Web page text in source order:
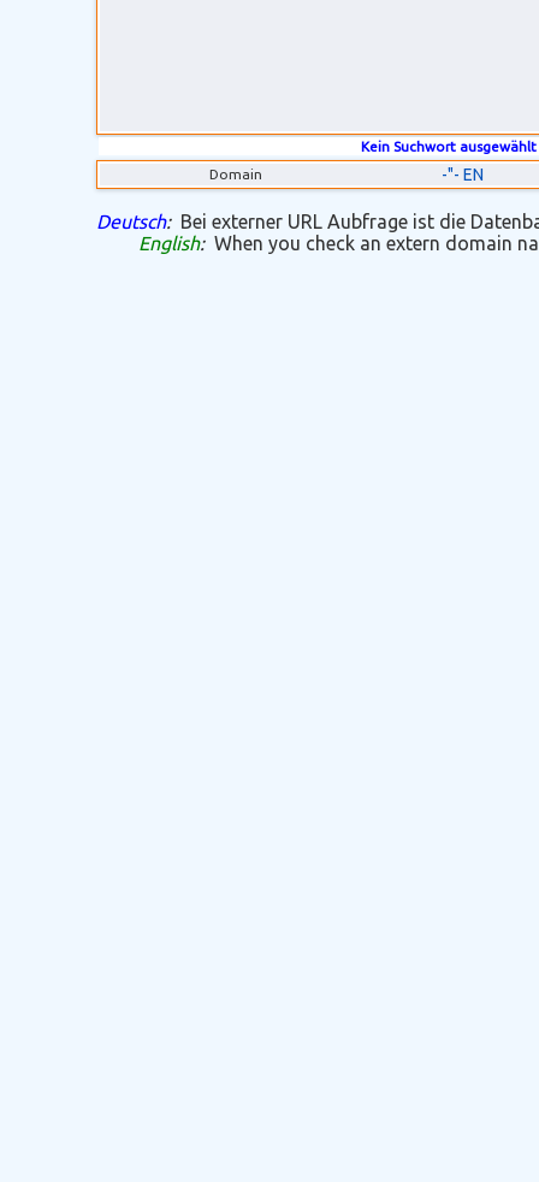
Kein Suchwort ausgewählt
Domain
-"- EN
Deutsch:Bei externer URL Aubfrage ist die
English:When you check an extern domain